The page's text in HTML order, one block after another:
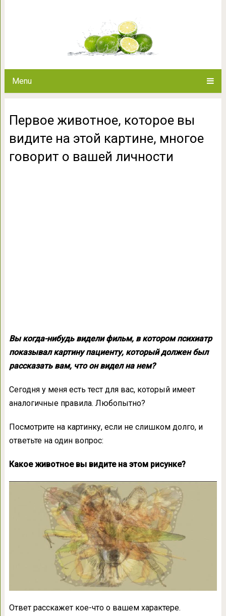
Menu
многое говорит
Первое животное, которое вы
видите на этой картине, многое
говорит о вашей личности
Вы когда-нибудь видели фильм, в котором психиатр
показывал картину пациенту, который должен был
рассказать вам, что он видел на нем?
Сегодня у меня есть тест для вас, который имеет
аналогичные правила. Любопытно?
Посмотрите на картинку, если не слишком долго, и
ответьте на один вопрос:
Какое животное вы видите на этом рисунке?
Ответ расскажет кое-что о вашем характере.